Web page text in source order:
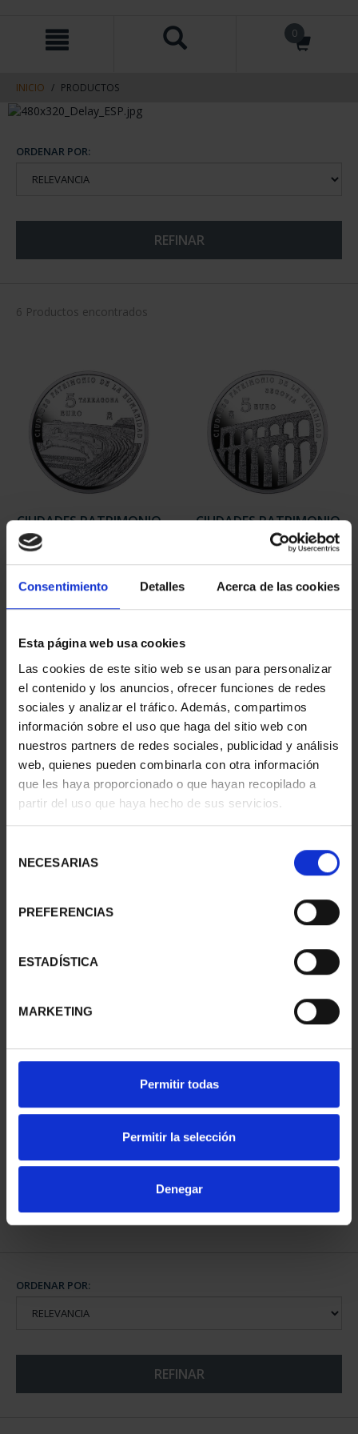
Consentimiento Detalles Acerca de las cookies
Esta página web usa cookies
Las cookies de este sitio web se usan para personalizar
el contenido y los anuncios, ofrecer funciones de redes
sociales y analizar el tráfico. Además, compartimos
información sobre el uso que haga del sitio web con
nuestros partners de redes sociales, publicidad y análisis
web, quienes pueden combinarla con otra información
que les haya proporcionado o que hayan recopilado a
partir del uso que haya hecho de sus servicios.
NECESARIAS
PREFERENCIAS
ESTADÍSTICA
MARKETING
Permitir todas
Permitir la selección
Denegar
contenido
navegacin
0
INICIO PRODUCTOS
ORDENAR POR:
REFINAR
6 Productos encontrados
CIUDADES PATRIMONIO
III - TARRAGONA
CIUDADES PATRIMONIO
III - SEGOVIA
73,00 €
CIUDADES PATRIMONIO
III - UBEDA
CIUDADES PATRIMONIO
III - SANTIAGO DE CO...
III - TOLEDO
DE LA HUMANIDAD
ORDENAR POR:
REFINAR